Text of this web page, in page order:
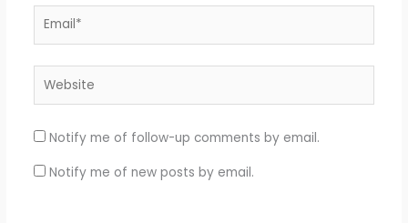
Email*
Website
Notify me of follow-up comments by email.
Notify me of new posts by email.